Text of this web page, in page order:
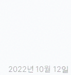
2022년 10월 12일